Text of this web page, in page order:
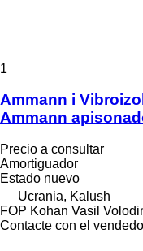
1
Ammann i
Ammann
Precio a consultar
Amortiguador
Estado nuevo
Ucrania, Kalush
FOP Kohan Vasil
Contacte con el